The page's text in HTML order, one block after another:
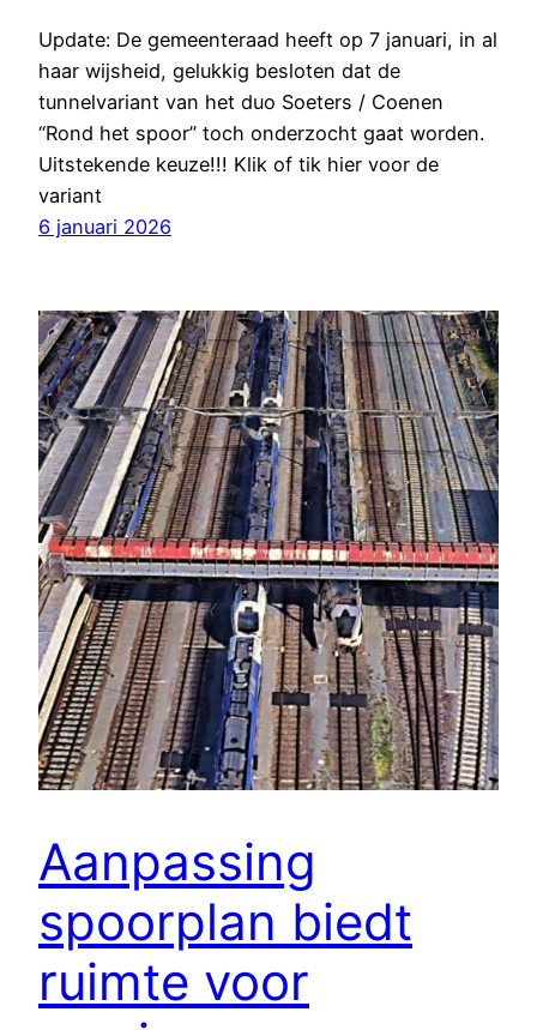
Update: De gemeenteraad heeft op 7 januari, in al
haar wijsheid, gelukkig besloten dat de
tunnelvariant van het duo Soeters / Coenen
“Rond het spoor” toch onderzocht gaat worden.
Uitstekende keuze!!! Klik of tik hier voor de
variant
6 januari 2026
Aanpassing
spoorplan biedt
ruimte voor